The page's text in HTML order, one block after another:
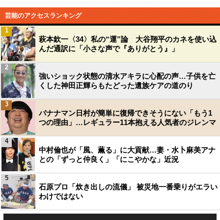
芸能のアクセスランキング
萩本欽一〈34〉私の“運”論 大谷翔平のカネを使い込
んだ通訳に「小さな声で『ありがとう』」
1
強いショック状態の清水アキラに心配の声…子供を亡
くした神田正輝らもたどった遺族ケアの道のり
2
バナナマン日村が簡単に復帰できそうにない「もう1
つの理由」…レギュラー11本抱える人気者のジレンマ
3
中村倫也が「風、薫る」に大貢献…妻・水卜麻美アナ
との「ずっと仲良く」「にこやかな」近況
4
石原プロ「炊き出しの流儀」 被災地一番乗りがエラい
わけではない
5